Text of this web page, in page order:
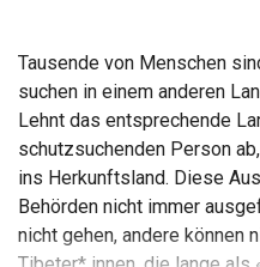
Tausende von Menschen
suchen in einem anderen
Lehnt das entsprechende
schutzsuchenden Person
ins Herkunftsland. Diese
Behörden nicht immer
nicht gehen, andere können